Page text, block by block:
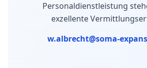
Personaldienstleistung
exzellente
w.albrecht@soma-